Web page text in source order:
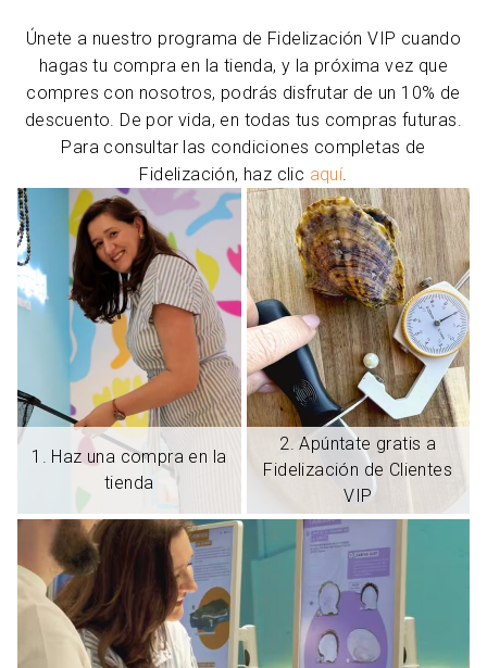
Únete a nuestro programa de Fidelización VIP cuando
hagas tu compra en la tienda, y la próxima vez que
compres con nosotros, podrás disfrutar de un 10% de
descuento. De por vida, en todas tus compras futuras.
Para consultar las condiciones completas de
Fidelización, haz clic aquí.
1. Haz una compra en la
tienda
2. Apúntate gratis a
Fidelización de Clientes
VIP